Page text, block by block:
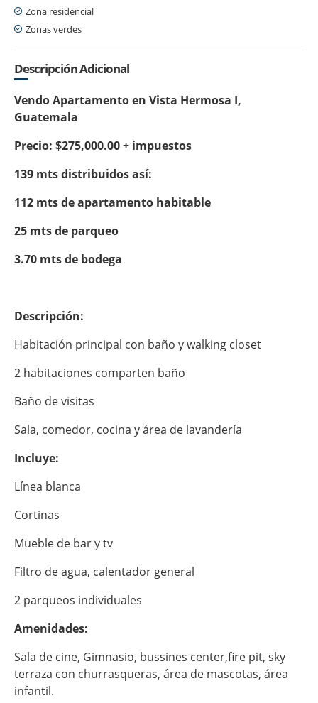
Zona residencial
Zonas verdes
Descripción Adicional
Vendo Apartamento en Vista Hermosa I,
Guatemala
Precio: $275,000.00 + impuestos
139 mts distribuidos así:
112 mts de apartamento habitable
25 mts de parqueo
3.70 mts de bodega
Descripción:
Habitación principal con baño y walking closet
2 habitaciones comparten baño
Baño de visitas
Sala, comedor, cocina y área de lavandería
Incluye:
Línea blanca
Cortinas
Mueble de bar y tv
Filtro de agua, calentador general
2 parqueos individuales
Amenidades:
Sala de cine, Gimnasio, bussines center,fire pit, sky
terraza con churrasqueras, área de mascotas, área
infantil.